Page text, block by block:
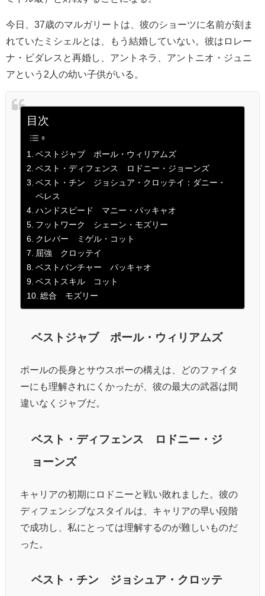
今日、37歳のマルガリートは、彼のショーツに名前が刻ま
れていたミシェルとは、もう結婚していない。彼はロレー
ナ・ビダレスと再婚し、アントネラ、アントニオ・ジュニ
アという2人の幼い子供がいる。
目次
ベストジャブ ポール・ウィリアムズ
ベスト・ディフェンス ロドニー・ジョーンズ
ベスト・チン ジョシュア・クロッテイ：ダニー・
ペレス
ハンドスピード マニー・パッキャオ
フットワーク シェーン・モズリー
クレバー ミゲル・コット
屈強 クロッテイ
ベストパンチャー パッキャオ
ベストスキル コット
総合 モズリー
ベストジャブ ポール・ウィリアムズ
ポールの長身とサウスポーの構えは、どのファイタ
ーにも理解されにくかったが、彼の最大の武器は間
違いなくジャブだ。
ベスト・ディフェンス ロドニー・ジ
ョーンズ
キャリアの初期にロドニーと戦い敗れました。彼の
ディフェンシブなスタイルは、キャリアの早い段階
で成功し、私にとっては理解するのが難しいものだ
った。
ベスト・チン ジョシュア・クロッテ